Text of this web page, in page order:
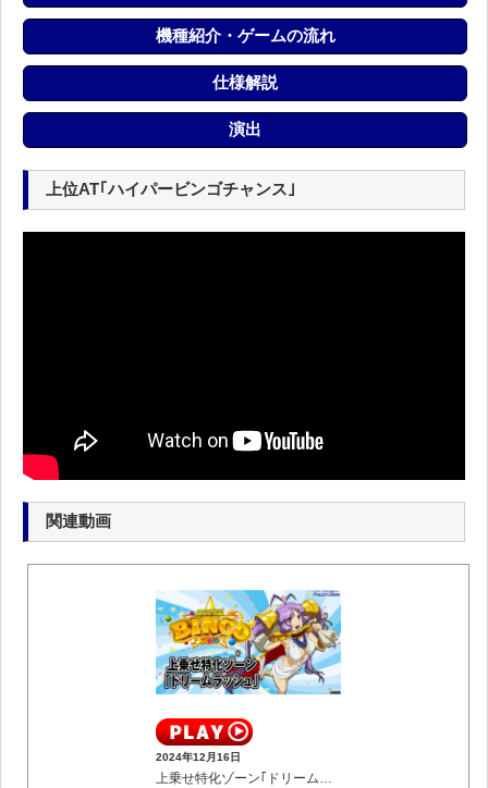
機種紹介・ゲームの流れ
仕様解説
演出
上位AT｢ハイパービンゴチャンス｣
関連動画
2024年12月16日
上乗せ特化ゾーン｢ドリームラッシュ｣